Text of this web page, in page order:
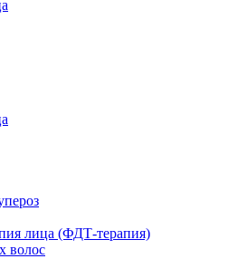
лица (ФДТ-терапия)
волос